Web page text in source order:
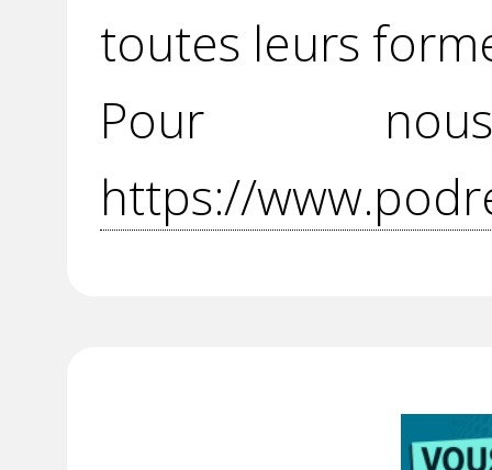
toutes leurs
Pour
https://